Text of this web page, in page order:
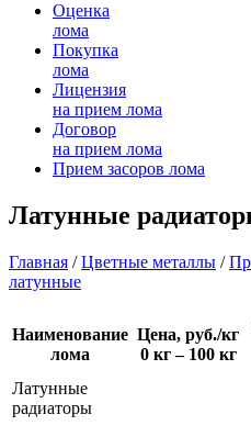
Оценка
лома
Покупка
лома
Лицензия
на прием лома
Договор
на прием лома
Прием засоров лома
Латунные
Главная /Цветные металлы /
латунные
Наименование
лома
Цена, руб./кг
0 кг – 100 кг
Латунные
радиаторы